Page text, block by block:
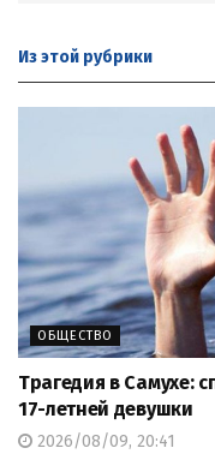
Из этой рубрики
ОБЩЕСТВО
Трагедия в Самухе:
17-летней девушки
2026/08/09, 20:41